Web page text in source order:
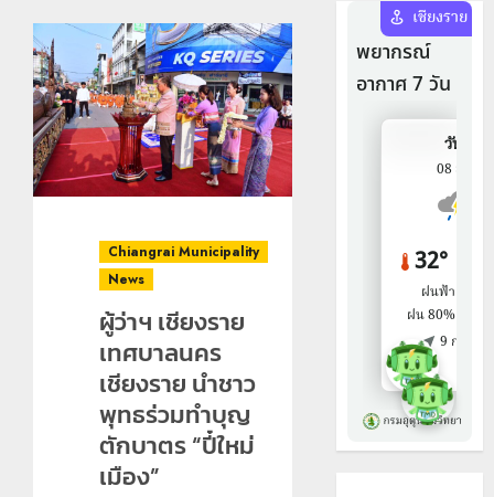
Chiangrai Municipality
News
ผู้ว่าฯ เชียงราย
เทศบาลนคร
เชียงราย นำชาว
พุทธร่วมทำบุญ
ตักบาตร “ปี๋ใหม่
เมือง”